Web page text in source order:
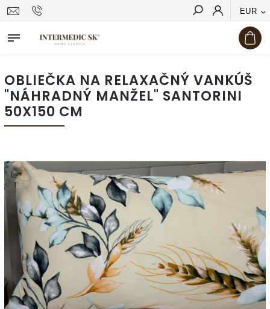
EUR
Hľadať
OBLIEČKA NA RELAXAČNÝ VANKÚŠ
"NÁHRADNÝ MANŽEL" SANTORINI
50X150 CM